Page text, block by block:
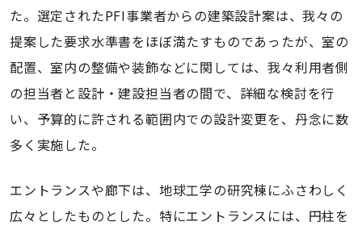
た。選定されたPFI事業者からの建築設計案は、我々の
提案した要求水準書をほぼ満たすものであったが、室の
配置、室内の整備や装飾などに関しては、我々利用者側
の担当者と設計・建設担当者の間で、詳細な検討を行
い、予算的に許される範囲内での設計変更を、丹念に数
多く実施した。
エントランスや廊下は、地球工学の研究棟にふさわしく
広々としたものとした。特にエントランスには、円柱を